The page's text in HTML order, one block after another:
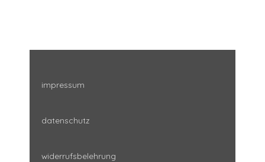
impressum
datenschutz
widerrufsbelehrung